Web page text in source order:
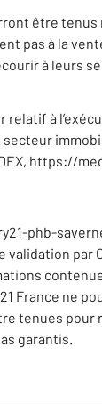
être
pas à la
à leurs
relatif à
https://
phb-
par
France
tenues
garantis.